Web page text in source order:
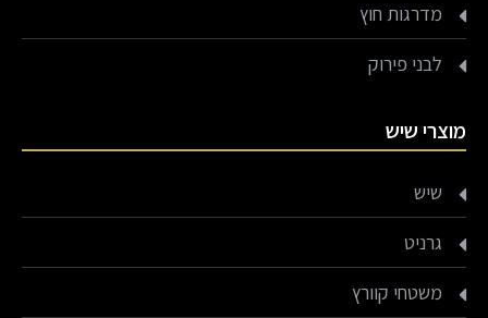
מדרגות חוץ
לבני פירוק
מוצרי שיש
שיש
גרניט
משטחי קוורץ